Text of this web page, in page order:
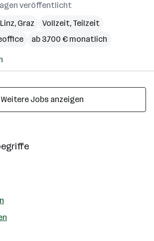
veröffentlicht
Linz, Graz
Vollzeit, Teilzeit
ab 3.700 € monatlich
Weitere Jobs anzeigen